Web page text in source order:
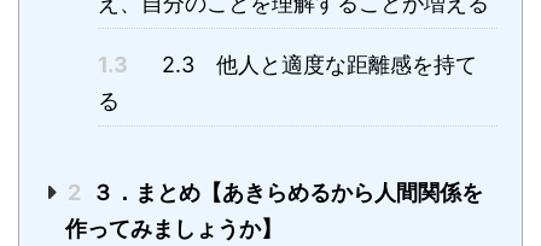
1.3
2.3 他人と適度な距離感を持て
る
2
３．まとめ【あきらめるから人間関係を
作ってみましょうか】